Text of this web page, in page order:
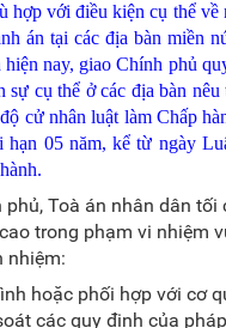
hợp với điều kiện cụ thể về
án tại các địa bàn miền
hiện nay, giao Chính phủ
sự cụ thể ởcác địa bàn nêu
cử nhânluật làm Chấp
hạn 05 năm, kể từ ngày
.
phủ, Toà án nhân dân tối
trong phạm vi nhiệm
nhiệm:
hoặc phối hợp với cơ
các quy định của